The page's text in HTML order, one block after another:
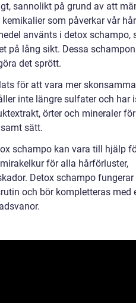
sannolikt på grund av att
som påverkar vår
använts i detox schampo,
på lång sikt. Dessa schampon
det sprött.
för att vara mer
inte längre sulfater och har
örter och mineraler
sätt.
schampo kan vara till hjälp
för alla hårförluster,
Detox schampo
och bör kompletteras med